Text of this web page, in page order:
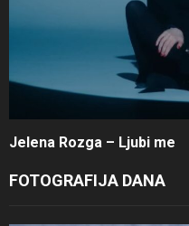
Jelena Rozga – Ljubi me
FOTOGRAFIJA DANA